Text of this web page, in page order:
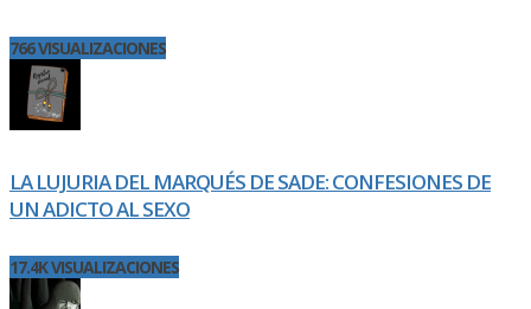
766 VISUALIZACIONES
LA LUJURIA DEL MARQUÉS DE SADE: CONFESIONES DE
UN ADICTO AL SEXO
17.4K VISUALIZACIONES